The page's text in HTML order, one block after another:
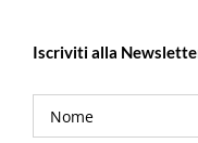
Iscriviti alla